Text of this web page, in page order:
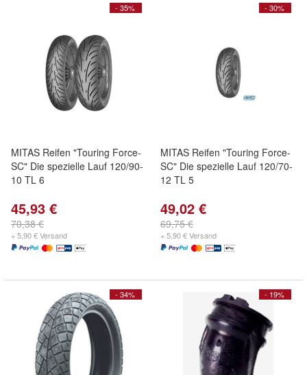
- 35%
MITAS Reifen "Touring Force-
SC" Die spezielle Lauf 120/90-
10 TL 6
45,93 €
70,38 €
+ 5,90 € Versand
- 30%
MITAS Reifen "Touring Force-
SC" Die spezielle Lauf 120/70-
12 TL 5
49,02 €
69,75 €
+ 5,90 € Versand
- 34% - 19%